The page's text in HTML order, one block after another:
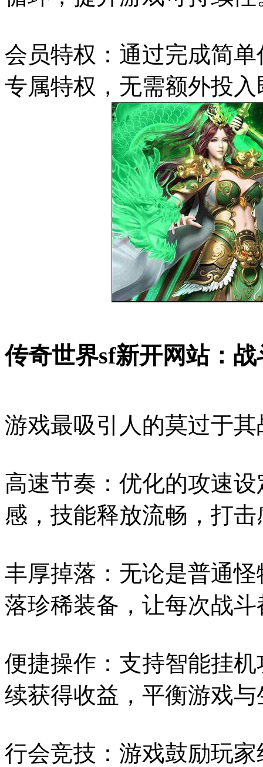
会员特权：通过完成简
专属特权，无需额外投
传奇世界sf新开网站：
游戏最吸引人的莫过于
高速节奏：优化的攻速
感，技能释放流畅，打
丰厚掉落：无论是普通
落珍稀装备，让每次战
便捷操作：支持智能挂
续获得收益，平衡游戏与
行会竞技：游戏鼓励玩